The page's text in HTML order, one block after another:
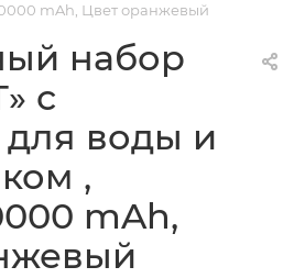
mAh, Цвет оранжевый
набор
с
воды и
,
mAh,